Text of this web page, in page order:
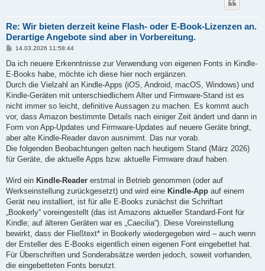
Re: Wir bieten derzeit keine Flash- oder E-Book-Lizenzen an.
Derartige Angebote sind aber in Vorbereitung.
B
i
r
a
14.03.2026 11:58:44
Da ich neuere Erkenntnisse zur Verwendung von eigenen Fonts in Kindle-
E-Books habe, möchte ich diese hier noch ergänzen.
Durch die Vielzahl an Kindle-Apps (iOS, Android, macOS, Windows) und
Kindle-Geräten mit unterschiedlichem Alter und Firmware-Stand ist es
nicht immer so leicht, definitive Aussagen zu machen. Es kommt auch
vor, dass Amazon bestimmte Details nach einiger Zeit ändert und dann in
Form von App-Updates und Firmware-Updates auf neuere Geräte bringt,
aber alte Kindle-Reader davon ausnimmt. Das nur vorab.
Die folgenden Beobachtungen gelten nach heutigem Stand (März 2026)
für Geräte, die aktuelle Apps bzw. aktuelle Firmware drauf haben.
Wird ein Kindle-Reader erstmal in Betrieb genommen (oder auf
Werkseinstellung zurückgesetzt) und wird eine Kindle-App auf einem
Gerät neu installiert, ist für alle E-Books zunächst die Schriftart
„Bookerly“ voreingestellt (das ist Amazons aktueller Standard-Font für
Kindle; auf älteren Geräten war es „Caecilia“). Diese Voreinstellung
bewirkt, dass der Fließtext* in Bookerly wiedergegeben wird – auch wenn
der Ersteller des E-Books eigentlich einen eigenen Font eingebettet hat.
Für Überschriften und Sonderabsätze werden jedoch, soweit vorhanden,
die eingebetteten Fonts benutzt.